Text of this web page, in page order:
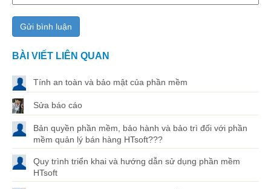
BÀI VIẾT LIÊN QUAN
Tính an toàn và bảo mật của phần mềm
Sửa báo cáo
Bản quyền phần mềm, bảo hành và bảo trì đối với phần
mềm quản lý bán hàng HTsoft???
Quy trình triển khai và hướng dẫn sử dụng phần mềm
HTsoft